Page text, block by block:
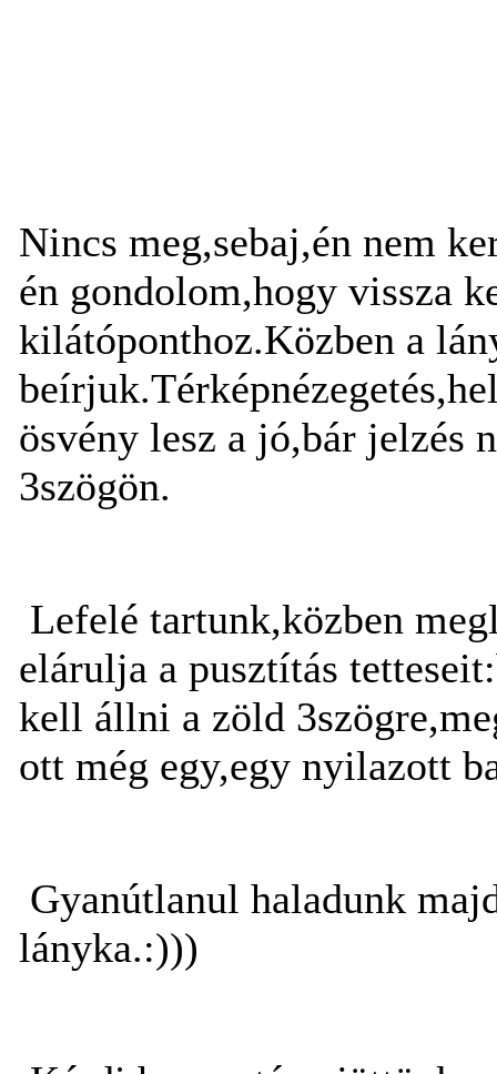
Nincs meg,sebaj,én nem
én gondolom,hogy vissza
kilátóponthoz.Közben a
ösvény lesz a jó,bár jelzés
3szögön.
Lefelé tartunk,közben
elárulja a pusztítás
kell állni a zöld
ott még egy,egy nyilazott
Gyanútlanul haladunk
lányka.:)))